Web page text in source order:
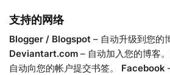
支持的网络
Blogger / Blogspot – 自动升级到您的
Deviantart.com – 自动加入您的博客
自动向您的帐户提交书签。 Facebook